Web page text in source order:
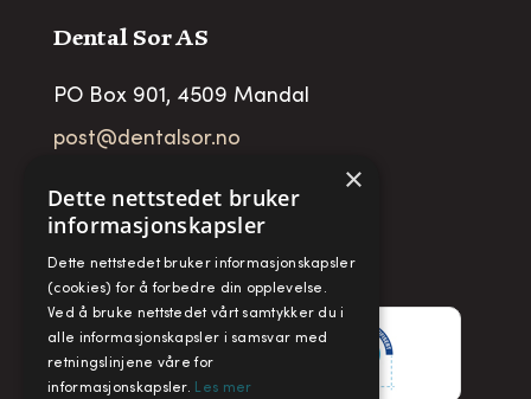
Dental Sor AS
PO Box 901, 4509 Mandal
post@dentalsor.no
Telefon: +47 38 27 88 88
Fax: + 47 38 27 88 89
×
Dette nettstedet bruker
informasjonskapsler
Dette nettstedet bruker informasjonskapsler
(cookies) for å forbedre din opplevelse.
Ved å bruke nettstedet vårt samtykker du i
alle informasjonskapsler i samsvar med
retningslinjene våre for
informasjonskapsler. Les mer